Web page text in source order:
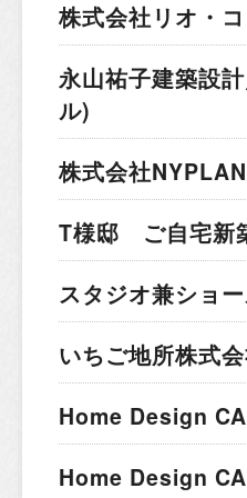
株式会社リオ・
永山祐子建築設
ル)
株式会社
T様邸 ご自宅新
スタジオ兼ショ
いちご地所株式
Home Design
Home Design